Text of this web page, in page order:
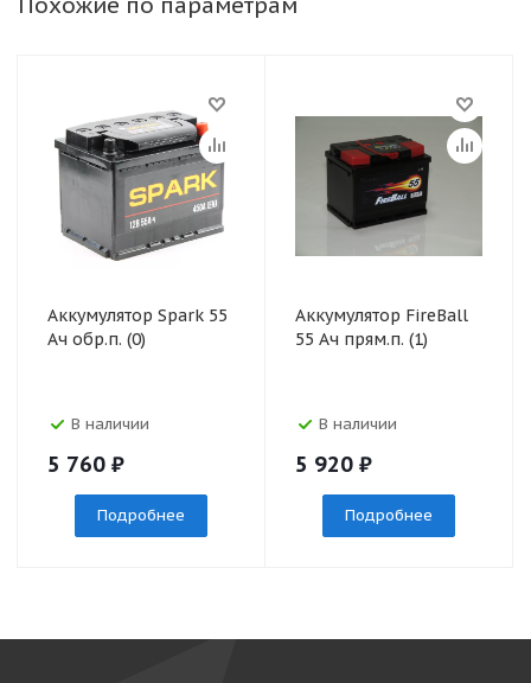
Аккумулятор Spark 55
Ач обр.п. (0)
В наличии
5 760 ₽
Подробнее
Аккумулятор FireBall
55 Ач прям.п. (1)
В наличии
5 920 ₽
Подробнее